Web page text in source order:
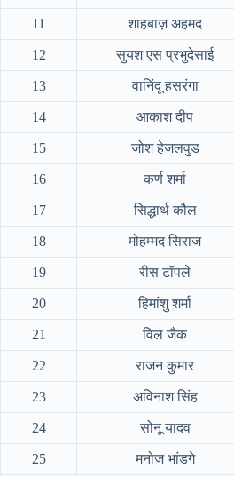
11 शाहबाज़ अहमद
12 सुयश एस प्रभुदेसाई
13 वानिंदू हसरंगा
14 आकाश दीप
15 जोश हेजलवुड
16 कर्ण शर्मा
17 सिद्धार्थ कौल
18 मोहम्मद सिराज
19 रीस टॉपले
20 हिमांशु शर्मा
21 विल जैक
22 राजन कुमार
23 अविनाश सिंह
24 सोनू यादव
25 मनोज भांडगे